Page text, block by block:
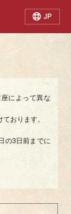
Japanese
English
Chinese
によって異な
おります。
の3日前までに